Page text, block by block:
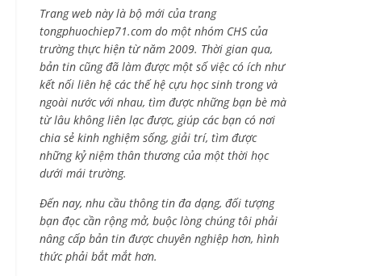
Trang web này là bộ mới của trang
tongphuochiep71.com do một nhóm CHS của
trường thực hiện từ năm 2009. Thời gian qua,
bản tin cũng đã làm được một số việc có ích như
kết nối liên hệ các thế hệ cựu học sinh trong và
ngoài nước với nhau, tìm được những bạn bè mà
từ lâu không liên lạc được, giúp các bạn có nơi
chia sẻ kinh nghiệm sống, giải trí, tìm được
những kỷ niệm thân thương của một thời học
dưới mái trường.
Đến nay, nhu cầu thông tin đa dạng, đối tượng
bạn đọc cần rộng mở, buộc lòng chúng tôi phải
nâng cấp bản tin được chuyên nghiệp hơn, hình
thức phải bắt mắt hơn.